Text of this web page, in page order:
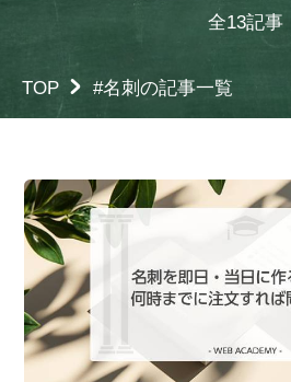
全13記事
TOP #名刺の記事一覧